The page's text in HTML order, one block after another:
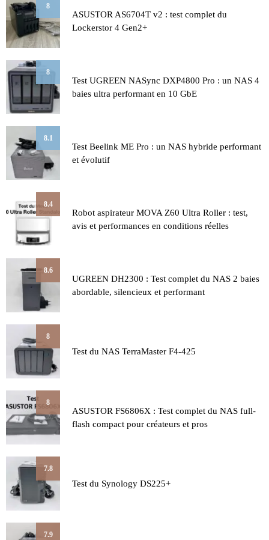
8
ASUSTOR AS6704T v2 : test complet du
Lockerstor 4 Gen2+
8
Test UGREEN NASync DXP4800 Pro : un NAS 4
baies ultra performant en 10 GbE
8.1
Test Beelink ME Pro : un NAS hybride performant
et évolutif
8.4
Robot aspirateur MOVA Z60 Ultra Roller : test,
avis et performances en conditions réelles
8.6
UGREEN DH2300 : Test complet du NAS 2 baies
abordable, silencieux et performant
8
Test du NAS TerraMaster F4-425
8
ASUSTOR FS6806X : Test complet du NAS full-
flash compact pour créateurs et pros
7.8
Test du Synology DS225+
7.9